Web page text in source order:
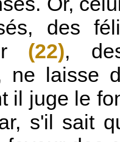
des
(22),
ne laisse
il juge le
s'il sait